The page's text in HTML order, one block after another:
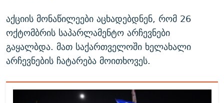
აქციის მონაწილეები აცხადებდნენ, რომ 26
ოქტომბრის საპარლამენტო არჩევნები
გაყალბდა. მათ საქართველოში ხელახალი
არჩევნების ჩატარება მოითხოვეს.